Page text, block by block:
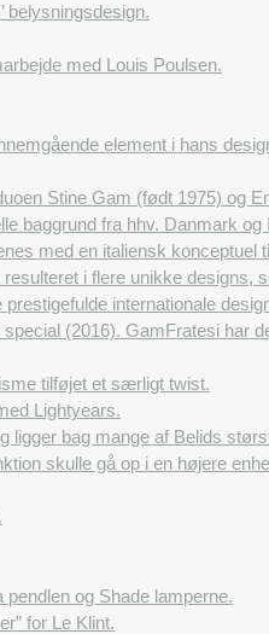
belysningsdesign.
med Louis Poulsen.
element i hans
Stine Gam (født 1975) og
baggrund fra hhv. Danmark
med en italiensk konceptuel
i flere unikke designs,
internationale
(2016). GamFratesi har
tilføjet et særligt twist.
Lightyears.
ligger bag mange af Belids
skulle gå op i en højere
og Shade lamperne.
for Le Klint.